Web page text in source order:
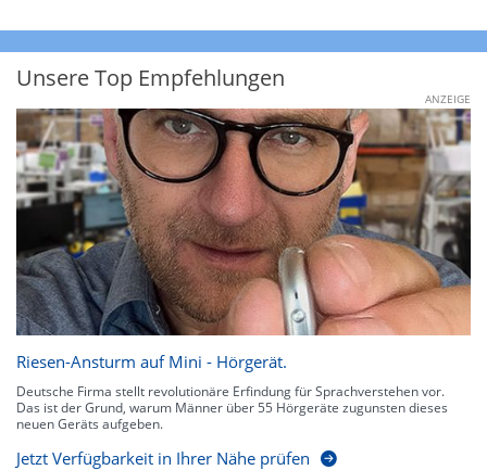
Unsere Top Empfehlungen
ANZEIGE
Riesen-Ansturm auf Mini - Hörgerät.
Deutsche Firma stellt revolutionäre Erfindung für Sprachverstehen vor.
Das ist der Grund, warum Männer über 55 Hörgeräte zugunsten dieses
neuen Geräts aufgeben.
Jetzt Verfügbarkeit in Ihrer Nähe prüfen